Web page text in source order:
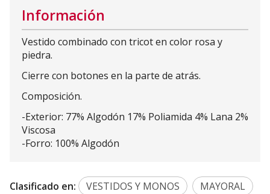
Información
Vestido combinado con tricot en color rosa y
piedra.
Cierre con botones en la parte de atrás.
Composición.
-Exterior: 77% Algodón 17% Poliamida 4% Lana 2%
Viscosa
-Forro: 100% Algodón
Clasificado en: VESTIDOS Y MONOS MAYORAL